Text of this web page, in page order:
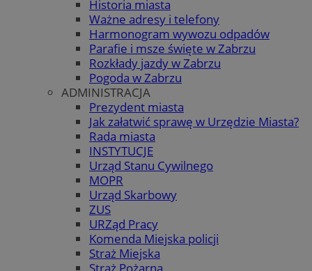
Historia miasta
Ważne adresy i telefony
Harmonogram wywozu odpadów
Parafie i msze święte w Zabrzu
Rozkłady jazdy w Zabrzu
Pogoda w Zabrzu
ADMINISTRACJA
Prezydent miasta
Jak załatwić sprawę w Urzędzie Miasta?
Rada miasta
INSTYTUCJE
Urząd Stanu Cywilnego
MOPR
Urząd Skarbowy
ZUS
URZąd Pracy
Komenda Miejska policji
Straż Miejska